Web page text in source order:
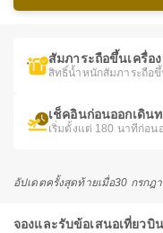
สัมภาระถือขึ้นเครื่อง
สิทธิ์น้ำหนักสัมภาระถือขึ้
เช็คอินก่อนออกเดิน
เริ่มตั้งแต่ 180 นาทีก่อน
อัปเดตครั้งสุดท้ายเมื่อ30 กรกฎ
จองและรับข้อเสนอเที่ยว